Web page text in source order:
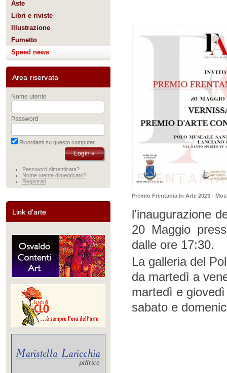
Aste
Libri e riviste
Illustrazione
Fumetto
Speed news
Area riservata
Nome utente
Password
Ricordami su questo computer
Password dimenticata?
Nome utente dimenticato?
Registrati
Link d'arte
Premio Frentania In Arte 2023 -
l'inaugurazione
20 Maggio
dalle ore 17:30.
La galleria del
da martedì a
martedì e
sabato e